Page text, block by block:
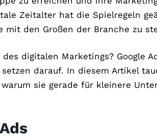
Zeitalter hat die Spielregeln
mit den Großen der Branche zu
digitalen Marketings? Google
darauf. In diesem Artikel
sie gerade für kleinere